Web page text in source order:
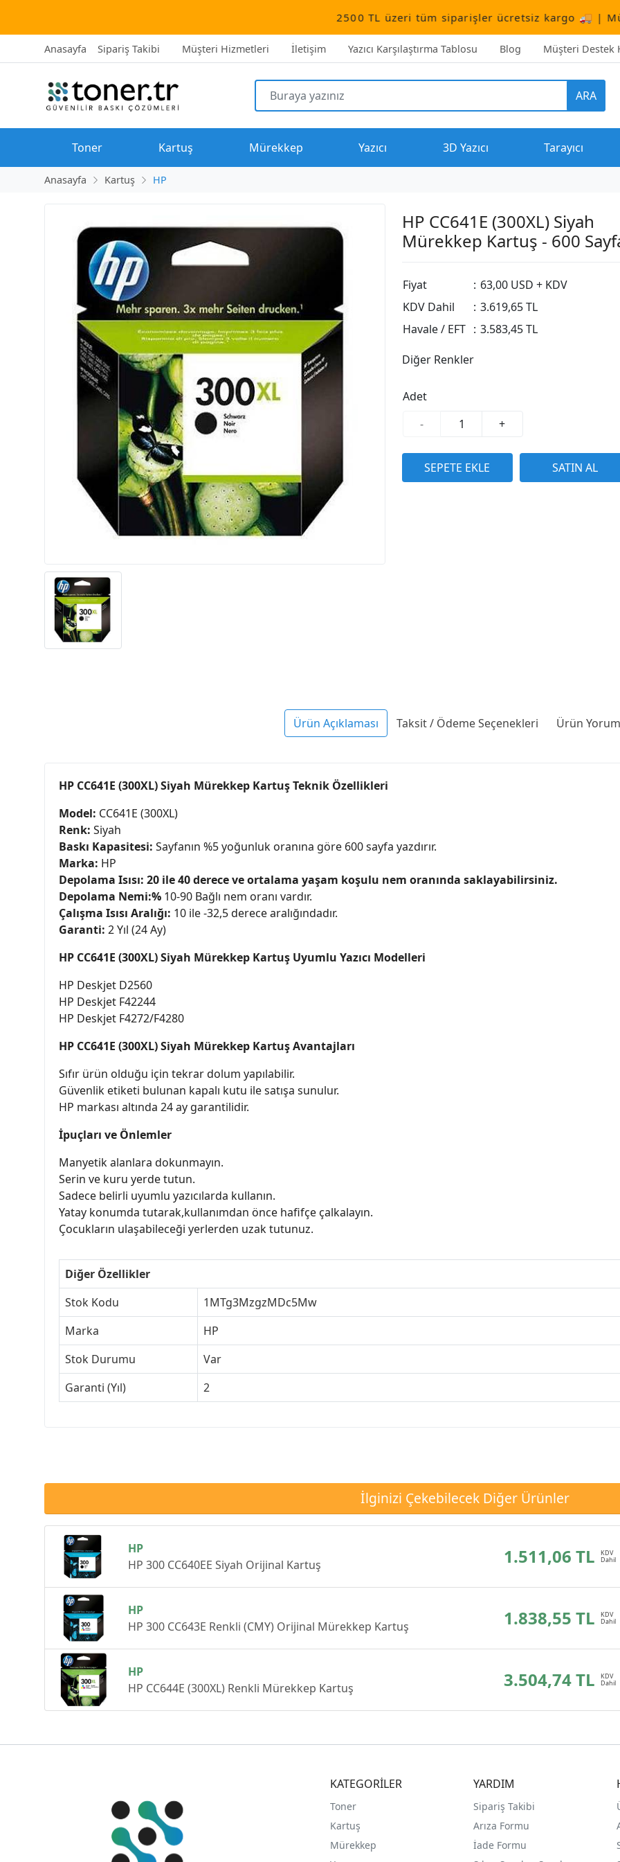
2500 TL üzeri tüm siparişler ücretsiz kargo 🚚 | Müşteri
Anasayfa Sipariş Takibi Müşteri Hizmetleri İletişim Yazıcı Karşılaştırma Tablosu Blog Müşteri Destek
ARA
Toner Kartuş Mürekkep Yazıcı 3D Yazıcı Tarayıcı
Anasayfa Kartuş HP
HP CC641E (300XL) Siyah
Mürekkep Kartuş - 600
Fiyat : 63,00 USD + KDV
KDV Dahil
: 3.619,65 TL
Havale / EFT : 3.583,45 TL
Diğer Renkler
Adet
-
+
Ürün Açıklaması Taksit / Ödeme Seçenekleri Ürün
HP CC641E (300XL) Siyah Mürekkep Kartuş Teknik Özellikleri
Model: CC641E (300XL)
Renk: Siyah
Baskı Kapasitesi: Sayfanın %5 yoğunluk oranına göre 600 sayfa yazdırır.
Marka: HP
Depolama Isısı: 20 ile 40 derece ve ortalama yaşam koşulu nem oranında saklayabilirsiniz.
Depolama Nemi:% 10-90 Bağlı nem oranı vardır.
Çalışma Isısı Aralığı: 10 ile -32,5 derece aralığındadır.
Garanti: 2 Yıl (24 Ay)
HP CC641E (300XL) Siyah Mürekkep Kartuş Uyumlu Yazıcı Modelleri
HP Deskjet D2560
HP Deskjet F42244
HP Deskjet F4272/F4280
HP CC641E (300XL) Siyah Mürekkep Kartuş Avantajları
Sıfır ürün olduğu için tekrar dolum yapılabilir.
Güvenlik etiketi bulunan kapalı kutu ile satışa sunulur.
HP markası altında 24 ay garantilidir.
İpuçları ve Önlemler
Manyetik alanlara dokunmayın.
Serin ve kuru yerde tutun.
Sadece belirli uyumlu yazıcılarda kullanın.
Yatay konumda tutarak,kullanımdan önce hafifçe çalkalayın.
Çocukların ulaşabileceği yerlerden uzak tutunuz.
Diğer Özellikler
Stok Kodu
1MTg3MzgzMDc5Mw
Marka
HP
Stok Durumu
Var
Garanti (Yıl)
2
İlginizi Çekebilecek Diğer Ürünler
HP
HP 300 CC640EE Siyah Orijinal Kartuş
1.511,06 TL
HP
HP 300 CC643E Renkli (CMY) Orijinal Mürekkep Kartuş
1.838,55 TL
HP
HP CC644E (300XL) Renkli Mürekkep Kartuş
3.504,74 TL
KATEGORİLER
Toner
Kartuş
Mürekkep
YARDIM
Sipariş Takibi
Arıza Formu
İade Formu